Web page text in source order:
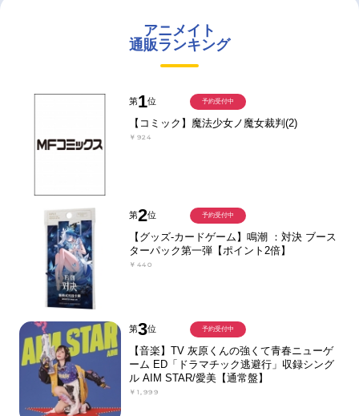
アニメイト
通販ランキング
第1位
【コミック】魔法少女ノ魔女裁判(2)
￥924
予約受付中
第2位
【グッズ-カードゲーム】鳴潮 ：対決 ブース
ターパック第一弾【ポイント2倍】
￥440
予約受付中
第3位
【音楽】TV 灰原くんの強くて青春ニューゲ
ーム ED「ドラマチック逃避行」収録シング
ル AIM STAR/愛美【通常盤】
￥1,999
予約受付中